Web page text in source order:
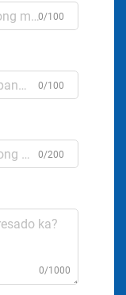
0/100
0/100
0/200
0/1000